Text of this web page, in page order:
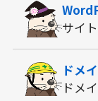
サイ
ドメ
ドメ